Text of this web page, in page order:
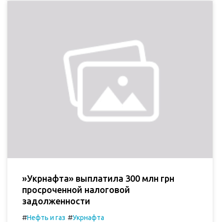
»Укрнафта» выплатила 300 млн грн
просроченной налоговой
задолженности
#Нефть и газ #Укрнафта